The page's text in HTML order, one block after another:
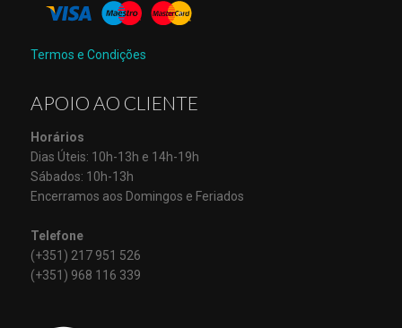
Termos e Condições
APOIO AO CLIENTE
Horários
Dias Úteis: 10h-13h e 14h-19h
Sábados: 10h-13h
Encerramos aos Domingos e Feriados
Telefone
(+351) 217 951 526
(+351) 968 116 339